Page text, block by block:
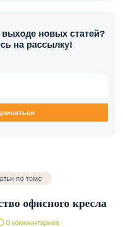
выходе новых статей?
на рассылку!
по теме
офисного кресла
0 комментариев